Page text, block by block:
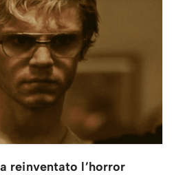
reinventato l’horror